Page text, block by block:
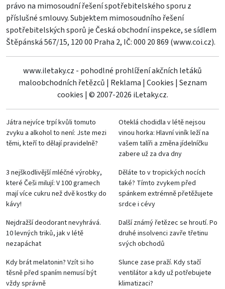
právo na mimosoudní řešení spotřebitelského sporu z
příslušné smlouvy. Subjektem mimosoudního řešení
spotřebitelských sporů je Česká obchodní inspekce, se sídlem
Štěpánská 567/15, 120 00 Praha 2, IČ: 000 20 869 (www.coi.cz).
www.iletaky.cz - pohodlné prohlížení akčních letáků
maloobchodních řetězců | Reklama | Cookies | Seznam
cookies | © 2007-2026 iLetaky.cz.
Játra nejvíce trpí kvůli tomuto
zvyku a alkohol to není: Jste mezi
těmi, kteří to dělají pravidelně?
Oteklá chodidla v létě nejsou
vinou horka: Hlavní viník leží na
vašem talíři a změna jídelníčku
zabere už za dva dny
3 nejškodlivější mléčné výrobky,
které Češi milují: V 100 gramech
mají více cukru než dvě kostky do
kávy!
Děláte to v tropických nocích
také? Tímto zvykem před
spánkem extrémně přetěžujete
srdce i cévy
Nejdražší deodorant nevyhrává.
10 levných triků, jak v létě
nezapáchat
Další známý řetězec se hroutí. Po
druhé insolvenci zavře třetinu
svých obchodů
Kdy brát melatonin? Vzít si ho
těsně před spaním nemusí být
vždy správně
Slunce zase praží. Kdy stačí
ventilátor a kdy už potřebujete
klimatizaci?